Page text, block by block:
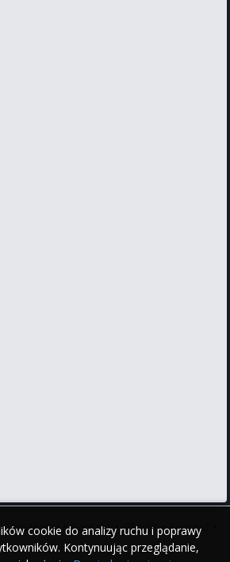
cookie do analizy ruchu i poprawy
Kontynuując przeglądanie,
•Kontakt•iPhone•Android
English